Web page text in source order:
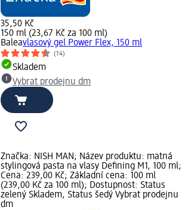
35,50 Kč
150 ml (23,67 Kč za 100 ml)
Baleavlasový gel Power Flex, 150 ml
(14)
Skladem
Vybrat prodejnu dm
Značka: NISH MAN; Název produktu: matná
stylingová pasta na vlasy Defining M1, 100 ml;
Cena: 239,00 Kč; Základní cena: 100 ml
(239,00 Kč za 100 ml); Dostupnost: Status
zelený Skladem, Status šedý Vybrat prodejnu
dm